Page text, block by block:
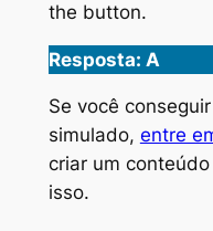
the button.
Resposta: A
Se você
simulado, entre
criar um
isso.